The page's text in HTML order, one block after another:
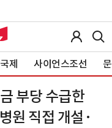
국제 사이언스조선
부당 수급한
원 직접 개설·